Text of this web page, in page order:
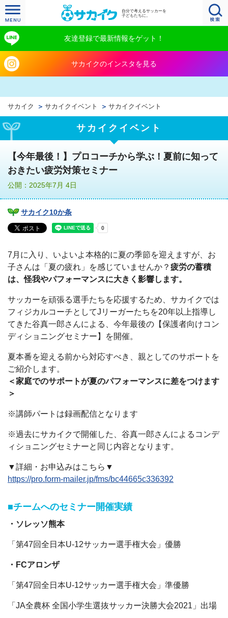
自分で考えるサッカーを
子どもたちに。
友達登録で最新情報をゲット！
サカイクのインスタを見る
サカイク サカイクイベント サカイクイベント
サカイクイベント
【今年最後！】プロコーチから学ぶ！夏前に知って
おきたい疲労対策セミナー
公開：2025年7月 4日
サカイク10か条
7月に入り、いよいよ本格的に夏の季節を迎えますが、お
子さんは「夏の疲れ」を感じていませんか？ 疲労の蓄積
は、怪我やパフォーマンスに大きく影響します。
サッカーを頑張る選手たちを応援するため、サカイクでは
フィジカルコーチとしてJリーガーたちを20年以上指導し
てきた谷真一郎さんによる、今年最後の【保護者向けコン
ディショニングセミナー】を開催。
夏本番を迎える前から対応すべき、親としてのサポートを
ご紹介します。
＜家庭でのサポートが夏のパフォーマンスに差をつけます
＞
※講師パートは録画配信となります
※過去にサカイクで開催した、谷真一郎さんによるコンデ
ィショニングセミナーと同じ内容となります。
▼詳細・お申込みはこちら▼
https://pro.form-mailer.jp/fms/bc44665c336392
■チームへのセミナー開催実績
・ソレッソ熊本
「第47回全日本U-12サッカー選手権大会」優勝
・FCアロンザ
「第47回全日本U-12サッカー選手権大会」準優勝
「JA全農杯 全国小学生選抜サッカー決勝大会2021」出場